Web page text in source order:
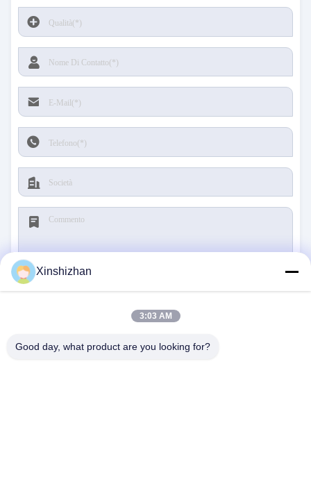
Invia
Xinshizhan
3:03 AM
Good day, what product are you looking for?